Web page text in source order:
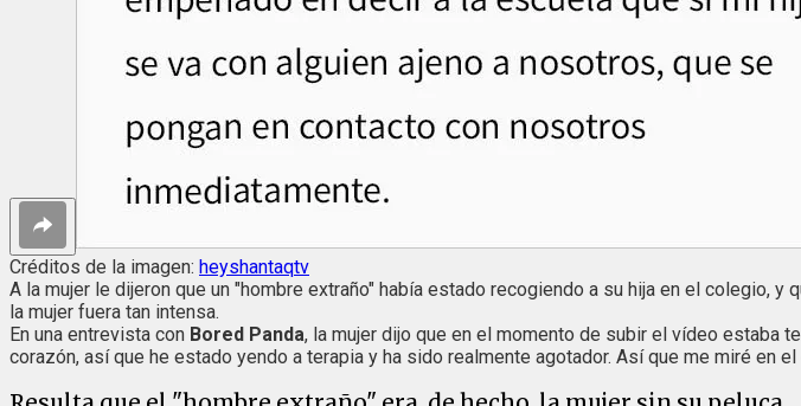
Créditos de la imagen: heyshantaqtv
A la mujer le dijeron que un "hombre extraño" había estado recogiendo a su hija en el colegio,
la mujer fuera tan intensa.
En una entrevista con Bored Panda, la mujer dijo que en el momento de subir el vídeo estaba
corazón, así que he estado yendo a terapia y ha sido realmente agotador. Así que me miré